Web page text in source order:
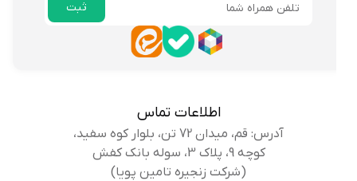
اطلاعات تماس
آدرس: قم، میدان 72 تن، بلوار کوه سفید،
کوچه 9، پلاک 3، سوله بانک کفش
(شرکت زنجیره تامین پویا)